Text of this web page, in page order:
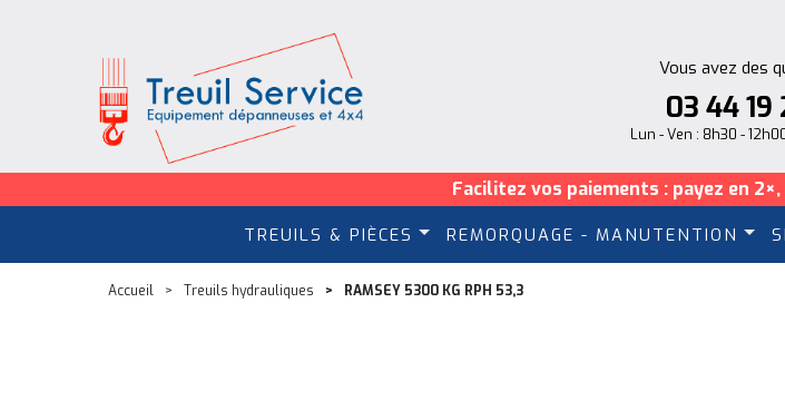
Facilitez vos paiements : payez en 2×,
TREUILS & PIÈCES REMORQUAGE - MANUTENTION
Accueil Treuils hydrauliques RAMSEY 5300 KG RPH 53,3
Vous avez des
03 44 19
Lun - Ven : 8h30 -